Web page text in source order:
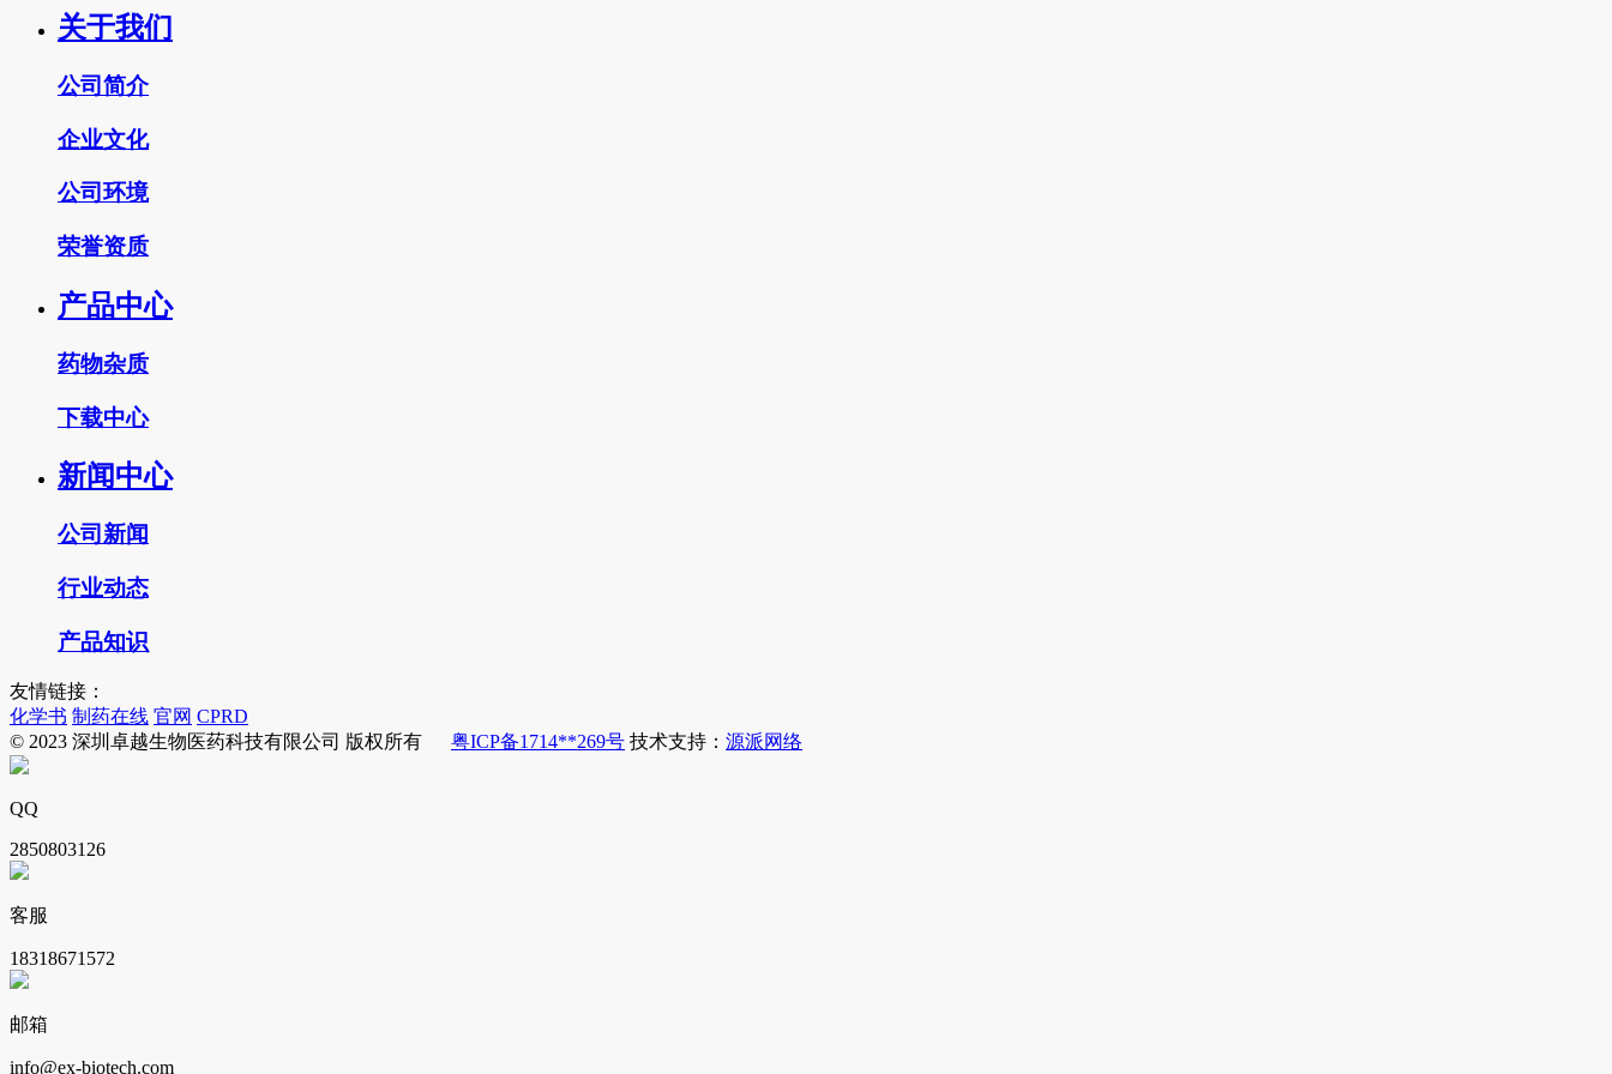
关于我们
公司简介
企业文化
公司环境
荣誉资质
产品中心
药物杂质
下载中心
新闻中心
公司新闻
行业动态
产品知识
友情链接：
化学书 制药在线 官网 CPRD
© 2023 深圳卓越生物医药科技有限公司 版权所有 粤ICP备1714**269号 技术支持： 源派网络
QQ
2850803126
客服
18318671572
邮箱
info@ex-biotech.com